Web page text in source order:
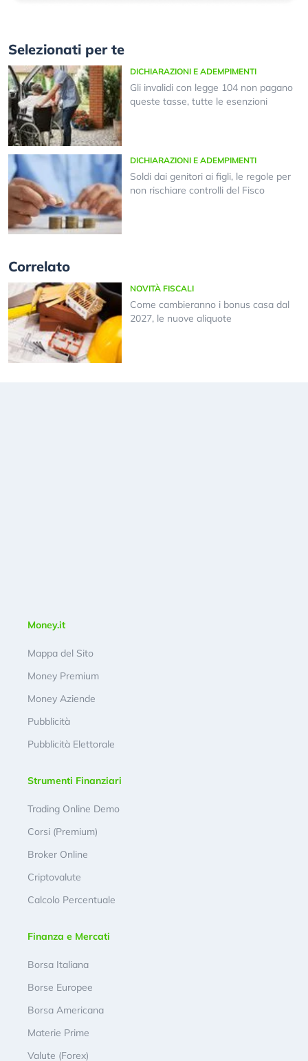
Selezionati per te
DICHIARAZIONI E ADEMPIMENTI
Gli invalidi con legge 104 non pagano
queste tasse, tutte le esenzioni
DICHIARAZIONI E ADEMPIMENTI
Soldi dai genitori ai figli, le regole per
non rischiare controlli del Fisco
Correlato
NOVITÀ FISCALI
Come cambieranno i bonus casa dal
2027, le nuove aliquote
Money.it
Mappa del Sito
Money Premium
Money Aziende
Pubblicità
Pubblicità Elettorale
Strumenti Finanziari
Trading Online Demo
Corsi (Premium)
Broker Online
Criptovalute
Calcolo Percentuale
Finanza e Mercati
Borsa Italiana
Borse Europee
Borsa Americana
Materie Prime
Valute (Forex)